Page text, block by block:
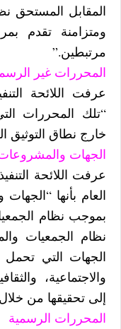
المقابل المستحق
ومتزامنة تقدم
مرتبطين.”
المحررات غير
عرفت اللائحة
“تلك المحررات
خارج نطاق التوثيق
الجهات والمشروعات
عرفت اللائحة
العام بأنها
بموجب نظام
نظام الجمعيات
الجهات التي تحمل
والاجتماعية،
إلى تحقيقها من
المحررات الرسمية